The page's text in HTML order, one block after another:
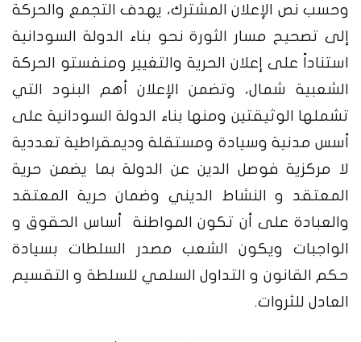
وحسب نص الإعلان المشترك، يهدف التجمع والحركة
إلى تصحيح مسار الثورة نحو بناء الدولة السودانية
استناداً على إعلان الحرية والتغيير ومنفستو الحركة
الشعبية شمال، وتضمن الإعلان أهم البنود التي
تشملها الوثيقتين ومنها بناء الدولة السودانية على
أسس مدنية وسيادة ومستقلة وديمقراطية تعددية
لا مركزية فوصل الدين عن الدولة بما يضمن حرية
المعتقد و النشاط الديني وضمان حرية المعتقد
والعبادة على أن تكون المواطنة أساس الحقوق و
الواجبات ويكون الشعب مصدر السلطات بسيادة
حكم القانون و التداول السلمي للسلطة و التقسيم
العادل للثروات.